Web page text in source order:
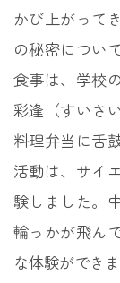
かび上がって
の秘密につい
食事は、学校
彩逢（すいさ
料理弁当に舌
活動は、サイ
験しました。
輪っかが飛ん
な体験ができま